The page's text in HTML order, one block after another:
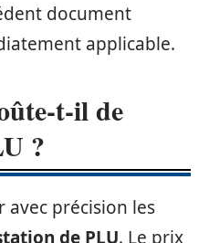
document
applicable.
t-il de
?
précision les
de PLU. Le prix